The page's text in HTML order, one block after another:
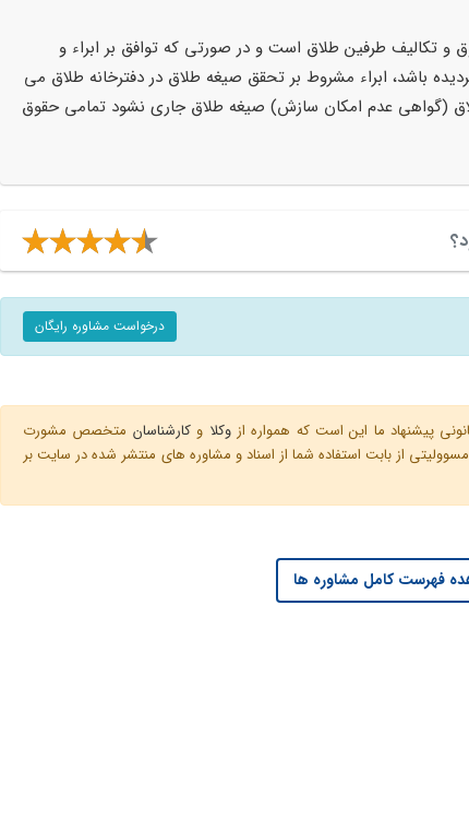
و تکالیف طرفین طلاق است و در صورتی که توافق بر ابراء و
باشد، ابراء مشروط بر تحقق صیغه طلاق در دفترخانه طلاق می
(گواهی عدم امکان سازش) صیغه طلاق جاری نشود تمامی حقوق
درخواست مشاوره رایگان
پیشنهاد ما این است که همواره ازوکلا وکارشناسان متخصص مشورت
از بابت استفاده شما از اسناد و مشاوره های منتشر شده در سایت بر
فهرست کامل مشاوره ها